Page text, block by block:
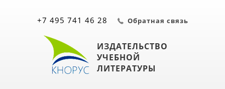
ИЗДАТЕЛЬСТВО
УЧЕБНОЙ
ЛИТЕРАТУРЫ
+7 495 741 46 28 Обратная связь